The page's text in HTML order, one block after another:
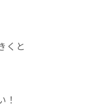
くと
！